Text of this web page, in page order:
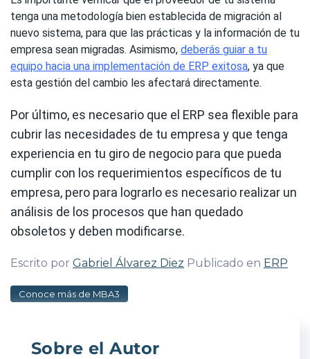
tenga una metodología bien establecida de migración al
nuevo sistema, para que las prácticas y la información de tu
empresa sean migradas. Asimismo, deberás guiar a tu
equipo hacia una implementación de ERP exitosa, ya que
esta gestión del cambio les afectará directamente.
Por último, es necesario que el ERP sea flexible para
cubrir las necesidades de tu empresa y que tenga
experiencia en tu giro de negocio para que pueda
cumplir con los requerimientos específicos de tu
empresa, pero para lograrlo es necesario realizar un
análisis de los procesos que han quedado
obsoletos y deben modificarse.
Escrito por Gabriel Álvarez Diez Publicado en ERP
Conoce más de MBA3
Sobre el Autor